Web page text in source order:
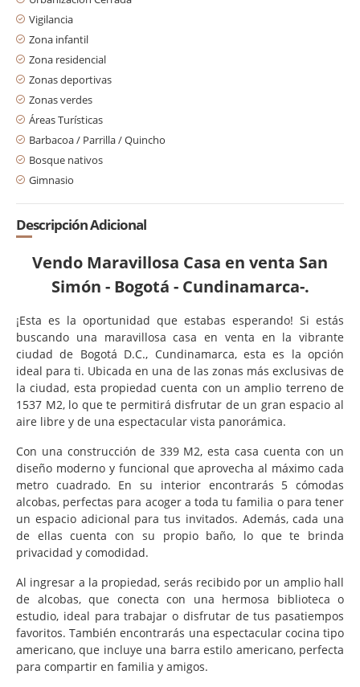
Vigilancia
Zona infantil
Zona residencial
Zonas deportivas
Zonas verdes
Áreas Turísticas
Barbacoa / Parrilla / Quincho
Bosque nativos
Gimnasio
Descripción Adicional
Vendo Maravillosa Casa en venta San
Simón - Bogotá - Cundinamarca-.
¡Esta es la oportunidad que estabas esperando! Si estás
buscando una maravillosa casa en venta en la vibrante
ciudad de Bogotá D.C., Cundinamarca, esta es la opción
ideal para ti. Ubicada en una de las zonas más exclusivas de
la ciudad, esta propiedad cuenta con un amplio terreno de
1537 M2, lo que te permitirá disfrutar de un gran espacio al
aire libre y de una espectacular vista panorámica.
Con una construcción de 339 M2, esta casa cuenta con un
diseño moderno y funcional que aprovecha al máximo cada
metro cuadrado. En su interior encontrarás 5 cómodas
alcobas, perfectas para acoger a toda tu familia o para tener
un espacio adicional para tus invitados. Además, cada una
de ellas cuenta con su propio baño, lo que te brinda
privacidad y comodidad.
Al ingresar a la propiedad, serás recibido por un amplio hall
de alcobas, que conecta con una hermosa biblioteca o
estudio, ideal para trabajar o disfrutar de tus pasatiempos
favoritos. También encontrarás una espectacular cocina tipo
americano, que incluye una barra estilo americano, perfecta
para compartir en familia y amigos.